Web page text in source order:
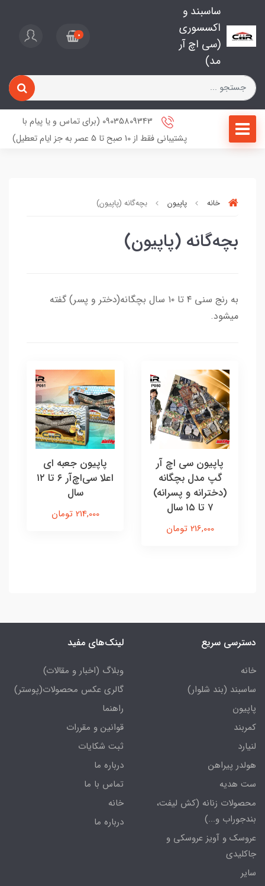
ساسبند و
اکسسوری
(سی اچ آر
مد)
0
09035809343 (برای تماس و یا پیام با
پشتیبانی فقط از 10 صبح تا 5 عصر به جز ایام تعطیل)
خانه پاپیون بچه‌گانه (پاپیون)
بچه‌گانه (پاپیون)
به رنج سنی ۴ تا ۱۰ سال بچگانه(دختر و پسر) گفته
میشود.
پاپیون سی اچ آر
گپ مدل بچگانه
(دخترانه و پسرانه)
۷ تا ۱۵ سال
216,000 تومان
پاپیون جعبه ای
اعلا سی‌اچ‌آر ۶ تا ۱۲
سال
214,000 تومان
دسترسی سریع
خانه
ساسبند (بند شلوار)
پاپیون
کمربند
لنیارد
هولدر پیراهن
ست هدیه
محصولات زنانه (کش لیفت،
بندجوراب و...)
عروسک و آویز عروسکی و
جاکلیدی
سایر
لینک‌های مفید
وبلاگ (اخبار و مقالات)
گالری عکس محصولات(پوستر)
راهنما
قوانین و مقررات
ثبت شکایات
درباره ما
تماس با ما
خانه
درباره ما